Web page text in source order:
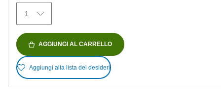
recensioni
1
AGGIUNGI AL CARRELLO
Aggiungi alla lista dei desideri